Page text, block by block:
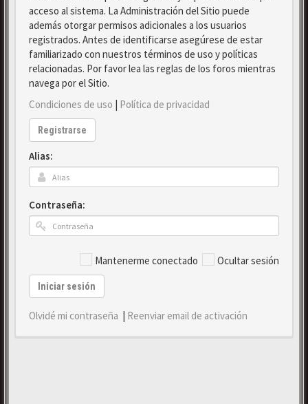
acceso al sistema. La Administración del Sitio puede
además otorgar permisos adicionales a los usuarios
registrados. Antes de identificarse asegúrese de estar
familiarizado con nuestros términos de uso y políticas
relacionadas. Por favor lea las reglas de los foros mientras
navega por el Sitio.
Condiciones de uso | Política de privacidad
Registrarse
Alias:
Contraseña:
Mantenerme conectado Ocultar sesión
Iniciar sesión
Olvidé mi contraseña | Reenviar email de activación